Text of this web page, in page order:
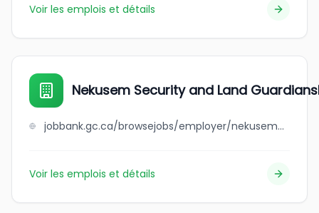
Voir les emplois et détails
Nekusem Security and Land
jobbank.gc.ca/browsejobs/employer/nekusem+security+and+land+guardianship/ca
Voir les emplois et détails